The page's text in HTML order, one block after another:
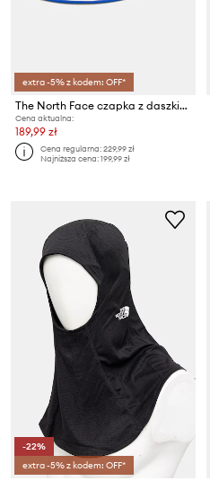
extra -5% z kodem: OFF*
The North Face czapka z daszkiem
Cena aktualna:
189,99 zł
Cena regularna:229,99 zł
Najniższa cena:199,99 zł
-22%
extra -5% z kodem: OFF*